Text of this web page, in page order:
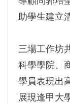
助學生建立
三場工作坊
科學學院、
學員表現出
展現逢甲大